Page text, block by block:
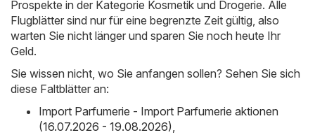
Prospekte in der Kategorie Kosmetik und Drogerie. Alle
Flugblätter sind nur für eine begrenzte Zeit gültig, also
warten Sie nicht länger und sparen Sie noch heute Ihr
Geld.
Sie wissen nicht, wo Sie anfangen sollen? Sehen Sie sich
diese Faltblätter an:
Import Parfumerie - Import Parfumerie aktionen
(16.07.2026 - 19.08.2026),